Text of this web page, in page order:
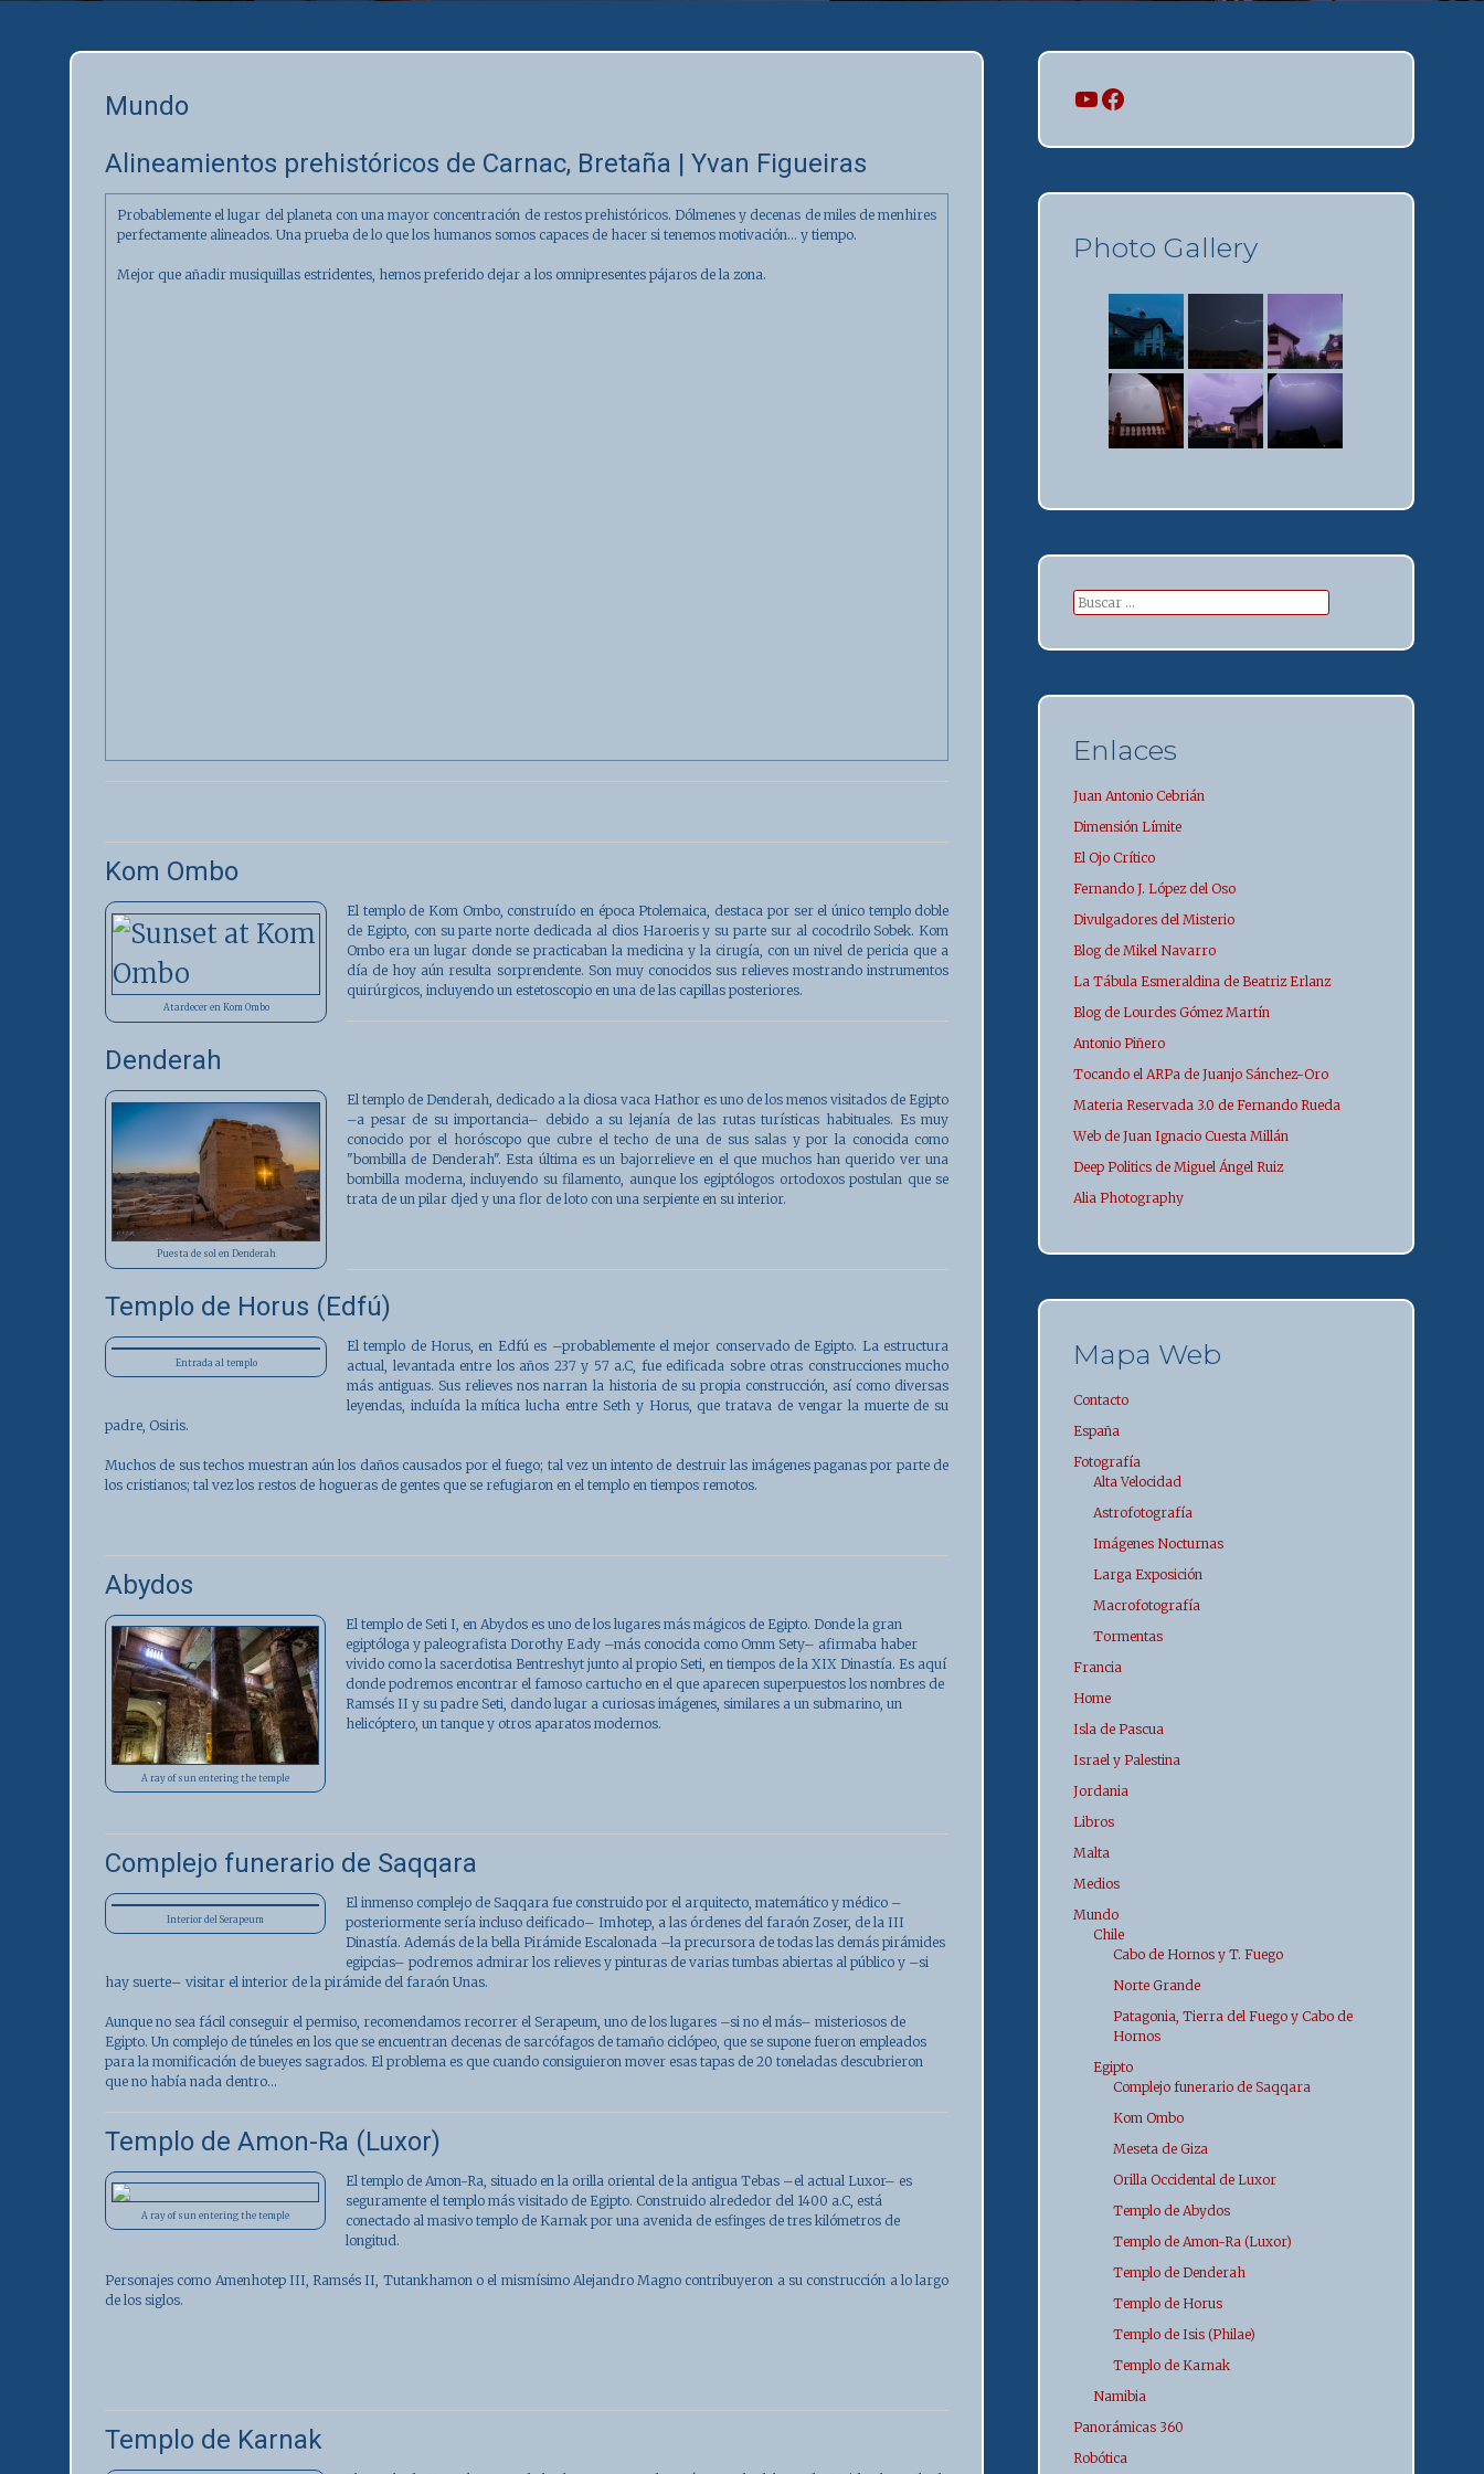
Mundo
Alineamientos prehistóricos de Carnac, Bretaña | Yvan Figueiras
Probablemente el lugar del planeta con una mayor concentración de restos prehistóricos. Dólmenes y decenas de miles de menhires
perfectamente alineados. Una prueba de lo que los humanos somos capaces de hacer si tenemos motivación... y tiempo.
Mejor que añadir musiquillas estridentes, hemos preferido dejar a los omnipresentes pájaros de la zona.
Kom Ombo
Atardecer en Kom Ombo
El templo de Kom Ombo, construído en época Ptolemaica, destaca por ser el único templo doble
de Egipto, con su parte norte dedicada al dios Haroeris y su parte sur al cocodrilo Sobek. Kom
Ombo era un lugar donde se practicaban la medicina y la cirugía, con un nivel de pericia que a
día de hoy aún resulta sorprendente. Son muy conocidos sus relieves mostrando instrumentos
quirúrgicos, incluyendo un estetoscopio en una de las capillas posteriores.
Denderah
Puesta de sol en Denderah
Eltemplo de Denderah , dedicado a la diosa vaca Hathor es uno de los menos visitados de Egipto
–a pesar de su importancia– debido a su lejanía de las rutas turísticas habituales. Es muy
conocido por el horóscopo que cubre el techo de una de sus salas y por la conocida como
"bombilla de Denderah". Esta última es un bajorrelieve en el que muchos han querido ver una
bombilla moderna, incluyendo su filamento, aunque los egiptólogos ortodoxos postulan que se
trata de un pilar djed y una flor de loto con una serpiente en su interior.
Templo de Horus (Edfú)
Entrada al templo
Eltemplo de Horus , en Edfú es –probablemente el mejor conservado de Egipto. La estructura
actual, levantada entre los años 237 y 57 a.C, fue edificada sobre otras construcciones mucho
más antiguas. Sus relieves nos narran la historia de su propia construcción, así como diversas
leyendas, incluída la mítica lucha entre Seth y Horus, que tratava de vengar la muerte de su
padre, Osiris.
Muchos de sus techos muestran aún los daños causados por el fuego; tal vez un intento de destruir las imágenes paganas por parte de
los cristianos; tal vez los restos de hogueras de gentes que se refugiaron en el templo en tiempos remotos.
Abydos
A ray of sun entering the temple
El templo de Seti I, en Abydos es uno de los lugares más mágicos de Egipto. Donde la gran
egiptóloga y paleografista Dorothy Eady –más conocida como Omm Sety– afirmaba haber
vivido como la sacerdotisa Bentreshyt junto al propio Seti, en tiempos de la XIX Dinastía. Es aquí
donde podremos encontrar el famoso cartucho en el que aparecen superpuestos los nombres de
Ramsés II y su padre Seti, dando lugar a curiosas imágenes, similares a un submarino, un
helicóptero, un tanque y otros aparatos modernos.
Complejo funerario de Saqqara
Interior del Serapeum
El inmenso complejo de Saqqara fue construido por el arquitecto, matemático y médico –
posteriormente sería incluso deificado– Imhotep, a las órdenes del faraón Zoser, de la III
Dinastía. Además de la bella Pirámide Escalonada –la precursora de todas las demás pirámides
egipcias– podremos admirar los relieves y pinturas de varias tumbas abiertas al público y –si
hay suerte– visitar el interior de la pirámide del faraón Unas.
Aunque no sea fácil conseguir el permiso, recomendamos recorrer el Serapeum, uno de los lugares –si no el más– misteriosos de
Egipto. Un complejo de túneles en los que se encuentran decenas de sarcófagos de tamaño ciclópeo, que se supone fueron empleados
para la momificación de bueyes sagrados. El problema es que cuando consiguieron mover esas tapas de 20 toneladas descubrieron
que no había nada dentro...
Templo de Amon-Ra (Luxor)
A ray of sun entering the temple
El templo de Amon-Ra , situado en la orilla oriental de la antigua Tebas –el actual Luxor– es
seguramente el templo más visitado de Egipto. Construido alrededor del 1400 a.C, está
conectado al masivo templo de Karnak por una avenida de esfinges de tres kilómetros de
longitud.
Personajes como Amenhotep III, Ramsés II, Tutankhamon o el mismísimo Alejandro Magno contribuyeron a su construcción a lo largo
de los siglos.
Templo de Karnak
Mi canalMi perfil
Photo Gallery
Buscar:
Enlaces
Juan Antonio Cebrián
Dimensión Límite
El Ojo Crítico
Fernando J. López del Oso
Divulgadores del Misterio
Blog de Mikel Navarro
La Tábula Esmeraldina de Beatriz Erlanz
Blog de Lourdes Gómez Martín
Antonio Piñero
Tocando el ARPa de Juanjo Sánchez-Oro
Materia Reservada 3.0 de Fernando Rueda
Web de Juan Ignacio Cuesta Millán
Deep Politics de Miguel Ángel Ruiz
Alia Photography
Mapa Web
Contacto
España
Fotografía
Alta Velocidad
Astrofotografía
Imágenes Nocturnas
Larga Exposición
Macrofotografía
Tormentas
Francia
Home
Isla de Pascua
Israel y Palestina
Jordania
Libros
Malta
Medios
Mundo
Chile
Cabo de Hornos y T. Fuego
Norte Grande
Patagonia, Tierra del Fuego y Cabo de
Hornos
Egipto
Complejo funerario de Saqqara
Kom Ombo
Meseta de Giza
Orilla Occidental de Luxor
Templo de Abydos
Templo de Amon-Ra (Luxor)
Templo de Denderah
Templo de Horus
Templo de Isis (Philae)
Templo de Karnak
Namibia
Panorámicas 360
Robótica